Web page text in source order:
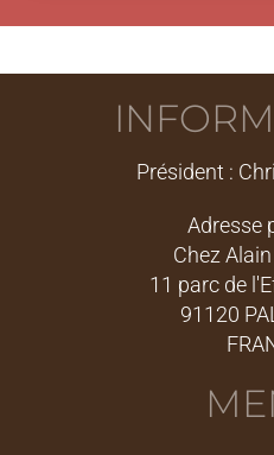
Président :
Adresse
Chez
11 parc de
91120